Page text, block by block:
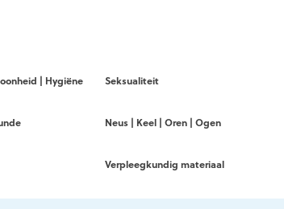
| Hygiëne Seksualiteit
Neus | Keel | Oren | Ogen
Verpleegkundig materiaal